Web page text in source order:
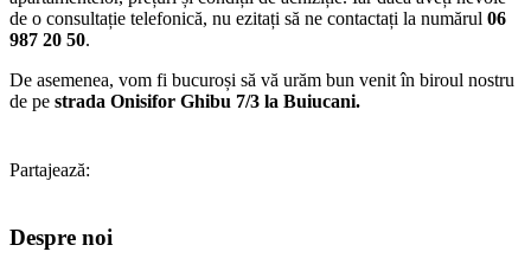
de o consultație telefonică, nu ezitați să ne contactați la numărul 06
987 20 50.
De asemenea, vom fi bucuroși să vă urăm bun venit în biroul nostru
de pe strada Onisifor Ghibu 7/3 la Buiucani.
Partajează:
Despre noi